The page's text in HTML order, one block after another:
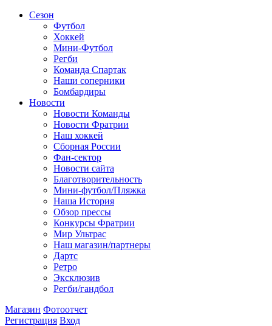
Сезон
Футбол
Хоккей
Мини-Футбол
Регби
Команда Спартак
Наши соперники
Бомбардиры
Новости
Новости Команды
Новости Фратрии
Наш хоккей
Сборная России
Фан-cектор
Новости сайта
Благотворительность
Мини-футбол/Пляжка
Наша История
Обзор прессы
Конкурсы Фратрии
Мир Ультрас
Наш магазин/партнеры
Дартс
Ретро
Эксклюзив
Регби/гандбол
Магазин Фотоотчет
Регистрация Вход